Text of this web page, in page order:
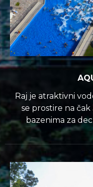
Raj je atraktivni
se prostire na čak
bazenima za